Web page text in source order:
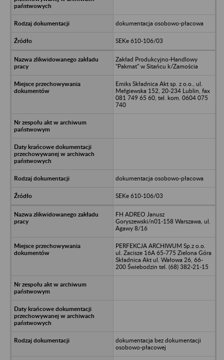
dokumentacja osobowo-płacowa
SEKe 610-106/03
Zakład Produkcyjno-Handlowy
"Pakmat" w Sitańcu k/Zamościa
Emiks Składnica Akt sp. z o.o., ul.
Mełgiewska 152, 20-234 Lublin, fax
081 749 65 60, tel. kom. 0604 075
740
dokumentacja osobowo-płacowa
SEKe 610-106/03
FH ADREO Janusz
Goryszewski/n01-158 Warszawa, ul.
Agawy 8/16
PERFEKCJA ARCHIWUM Sp.z o.o.
ul. Zacisze 16A 65-775 Zielona Góra
Składnica Akt ul. Wałowa 26, 66-
200 Świebodzin tel. (68) 382-21-15
dokumentacja bez dokumentacji
osobowo-płacowej